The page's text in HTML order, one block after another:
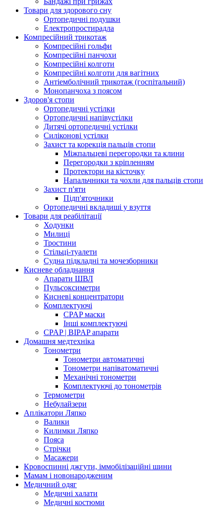
Товари для здорового сну
Ортопедичні подушки
Електропростирадла
Компресійний трикотаж
Компресійні гольфи
Компресійні панчохи
Компресійні колготи
Компресійні колготи для вагітних
Антіемболічний трикотаж (госпітальний)
Монопанчоха з поясом
Здоров'я стопи
Ортопедичні устілки
Ортопедичні напівустілки
Дитячі ортопедичні устілки
Силіконові устілки
Захист та корекція пальців стопи
Міжпальцеві перегородки та клини
Перегородки з кріпленням
Протектори на кісточку
Напальчники та чохли для пальців стопи
Захист п'яти
Підп'яточники
Ортопедичні вкладиші у взуття
Товари для реабілітації
Ходунки
Милиці
Тростини
Стільці-туалети
Судна підкладні та мочезборники
Кисневе обладнання
Апарати ШВЛ
Пульсоксиметри
Кисневі концентратори
Комплектуючі
CPAP маски
Інші комплектуючі
CPAP | BIPAP апарати
Домашня медтехніка
Тонометри
Тонометри автоматичні
Тонометри напіватоматичні
Механічні тонометри
Комплектуючі до тонометрів
Термометри
Небулайзери
Аплікатори Ляпко
Валики
Килимки Ляпко
Пояса
Стрічки
Масажери
Кровоспинні джгути, іммобілізаційні шини
Мамам і новонародженим
Медичний одяг
Медичні халати
Медичні костюми